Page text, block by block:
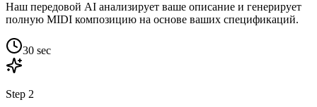
Наш передовой AI анализирует ваше описание и генерирует
полную MIDI композицию на основе ваших спецификаций.
30 sec
Step 2